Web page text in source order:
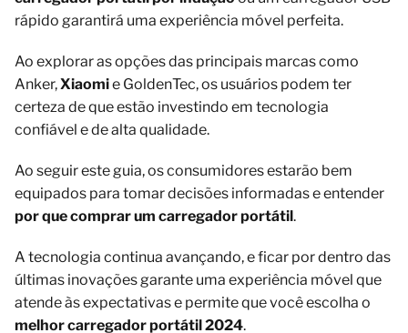
rápido garantirá uma experiência móvel perfeita.
Ao explorar as opções das principais marcas como
Anker,Xiaomie GoldenTec, os usuários podem ter
certeza de que estão investindo em tecnologia
confiável e de alta qualidade.
Ao seguir este guia, os consumidores estarão bem
equipados para tomar decisões informadas e entender
por que comprar um carregador portátil.
A tecnologia continua avançando, e ficar por dentro das
últimas inovações garante uma experiência móvel que
atende às expectativas e permite que você escolha o
melhor carregador portátil 2024.